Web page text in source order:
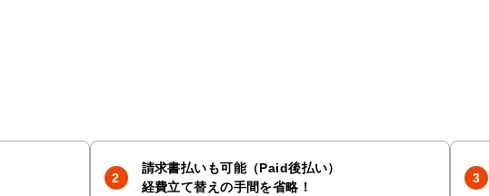
請求書払いも可能（Paid後払い）
経費立て替えの手間を省略！